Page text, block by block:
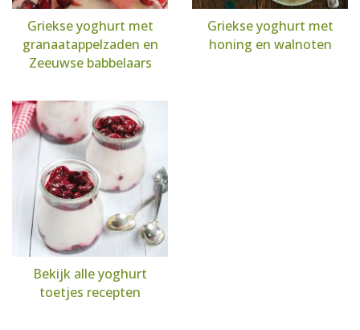
Griekse yoghurt met
granaatappelzaden en
Zeeuwse babbelaars
Griekse yoghurt met
honing en walnoten
Bekijk alle yoghurt
toetjes recepten